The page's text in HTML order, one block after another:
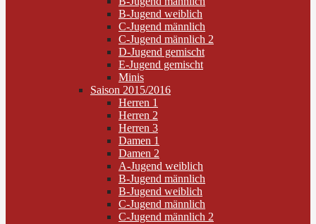
B-Jugend weiblich
C-Jugend männlich
C-Jugend männlich 2
D-Jugend gemischt
E-Jugend gemischt
Minis
Saison 2015/2016
Herren 1
Herren 2
Herren 3
Damen 1
Damen 2
A-Jugend weiblich
B-Jugend männlich
B-Jugend weiblich
C-Jugend männlich
C-Jugend männlich 2